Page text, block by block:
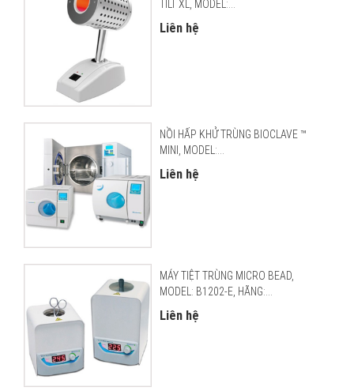
TILT XL, MODEL:...
Liên hệ
NỒI HẤP KHỬ TRÙNG BIOCLAVE ™
MINI, MODEL:...
Liên hệ
MÁY TIỆT TRÙNG MICRO BEAD,
MODEL: B1202-E, HÃNG:...
Liên hệ